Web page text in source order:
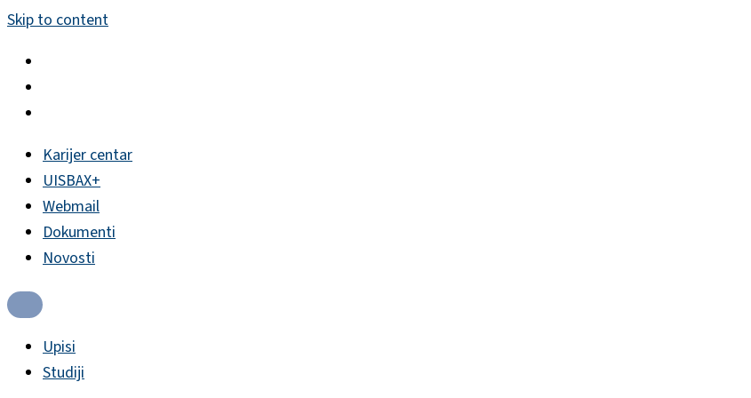
Skip to content
Karijer centar
UISBAX+
Webmail
Dokumenti
Novosti
Upisi
Studiji